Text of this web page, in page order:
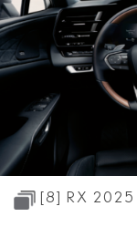
[8] RX 2025